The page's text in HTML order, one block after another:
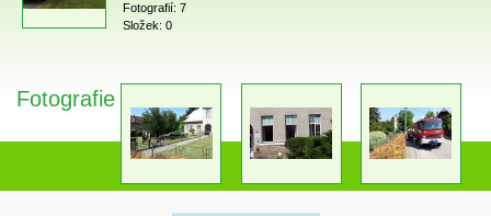
Fotografií: 7
Složek: 0
Fotografie